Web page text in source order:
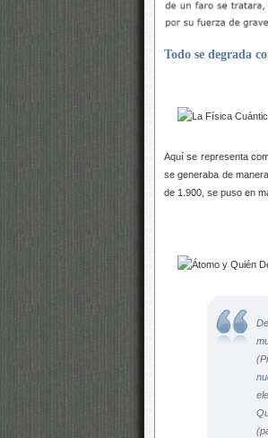
Todo se degrada
Aquí se representa
se generaba de
de 1.900, se puso en